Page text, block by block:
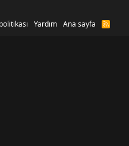
Yardım Ana sayfa
R